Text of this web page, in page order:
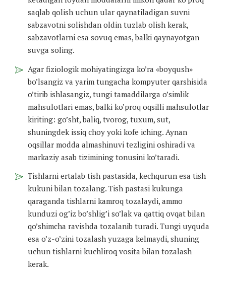
saqlab qolish uchun ular qaynatiladigan suvni
sabzavotni solishdan oldin tuzlab olish kerak,
sabzavotlarni esa sovuq emas, balki qaynayotgan
suvga soling.
Agar fiziologik mohiyatingizga ko’ra «boyqush»
bo’lsangiz va yarim tungacha kompyuter qarshisida
o’tirib ishlasangiz, tungi tamaddilarga o’simlik
mahsulotlari emas, balki ko’proq oqsilli mahsulotlar
kiriting: go’sht, baliq, tvorog, tuxum, sut,
shuningdek issiq choy yoki kofe iching. Aynan
oqsillar modda almashinuvi tezligini oshiradi va
markaziy asab tizimining tonusini ko’taradi.
Tishlarni ertalab tish pastasida, kechqurun esa tish
kukuni bilan tozalang. Tish pastasi kukunga
qaraganda tishlarni kamroq tozalaydi, ammo
kunduzi og’iz bo’shlig’i so’lak va qattiq ovqat bilan
qo’shimcha ravishda tozalanib turadi. Tungi uyquda
esa o’z-o’zini tozalash yuzaga kelmaydi, shuning
uchun tishlarni kuchliroq vosita bilan tozalash
kerak.